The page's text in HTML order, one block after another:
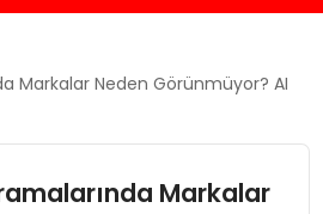
Markalar Neden Görünmüyor? AI
Markalar